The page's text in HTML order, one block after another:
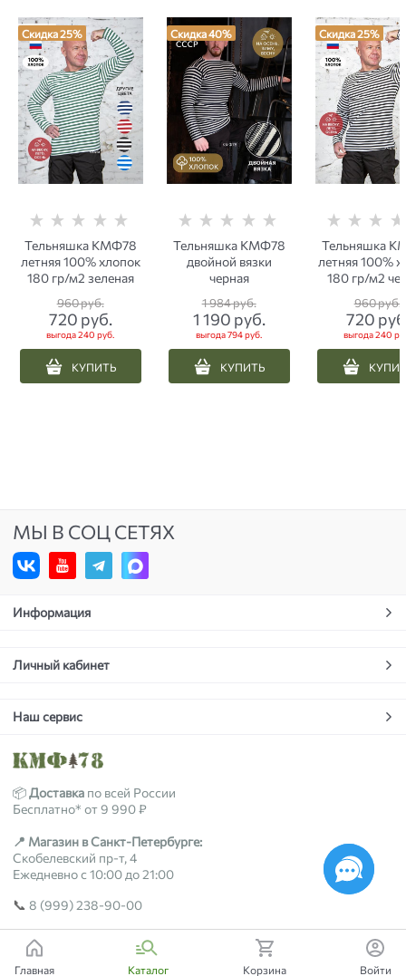
Скидка 25%
Тельняшка КМФ78
летняя 100% хлопок
180 гр/м2 зеленая
960 руб.
720 руб.
выгода240 руб.
КУПИТЬ
Скидка 40%
Тельняшка КМФ78
двойной вязки
черная
1 984 руб.
1 190 руб.
выгода794 руб.
КУПИТЬ
Скидка 25%
Тельняшка
летняя 100%
180 гр/м2
960 руб.
720
выгода240
МЫ В СОЦ СЕТЯХ
Информация
Личный кабинет
Наш сервис
📦Доставка по всей России
Бесплатно* от 9 990 ₽
📍 Магазин в Санкт-Петербурге:
Скобелевский пр-т, 4
Ежедневно с 10:00 до 21:00
📞 8 (999) 238-90-00
2018-2026 © kmf78.ru
Главная Каталог Корзина Войти